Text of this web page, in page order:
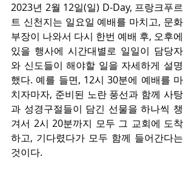
2023년 2월 12일(일) D-Day, 프랑크푸르
트 신천지는 일요일 예배를 마치고, 문화
부장이 나와서 다시 한번 예배 후, 오후에
있을 행사에 시간대별로 일일이 담당자
와 신도들이 해야할 일을 자세하게 설명
했다. 예를 들면, 12시 30분에 예배를 마
치자마자, 준비된 노란 풍선과 함께 사탕
과 성경구절들이 담긴 선물을 하나씩 챙
겨서 2시 20분까지 모두 그 교회에 도착
하고, 기다렸다가 모두 함께 들어간다는
것이다.